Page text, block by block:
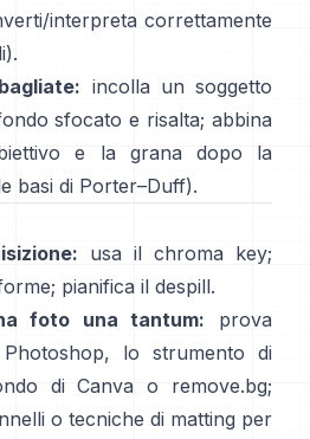
interpreta correttamente
).
incolla un soggetto
sfocato e risalta; abbina
e la grana dopo la
basi di Porter–Duff).
usa il chroma key;
pianifica il despill.
foto una tantum: prova
lo strumento di
di Canva o remove.bg;
o tecniche di matting per